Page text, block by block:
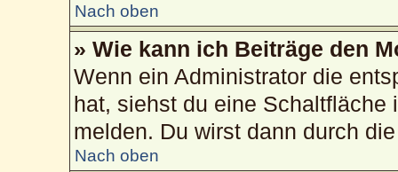
Nach oben
» Wie kann ich Beiträge den
Wenn ein Administrator die
hat, siehst du eine
melden. Du wirst dann durch
Nach oben